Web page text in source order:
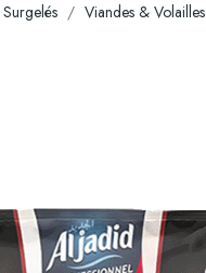
Viandes & Volailles